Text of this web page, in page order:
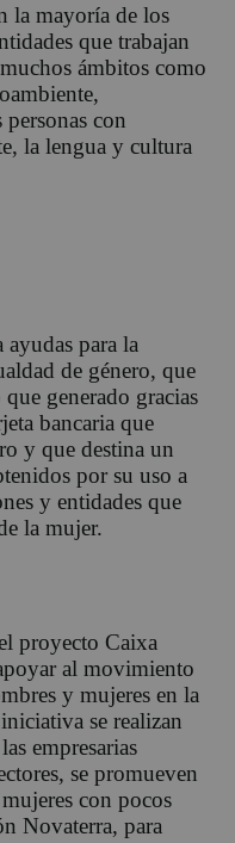
la mayoría de los
que trabajan
ámbitos como
con
la lengua y cultura
para la
de género, que
generado gracias
bancaria que
y que destina un
por su uso a
y entidades que
la mujer.
proyecto Caixa
al movimiento
y mujeres en la
se realizan
empresarias
se promueven
con pocos
Novaterra, para